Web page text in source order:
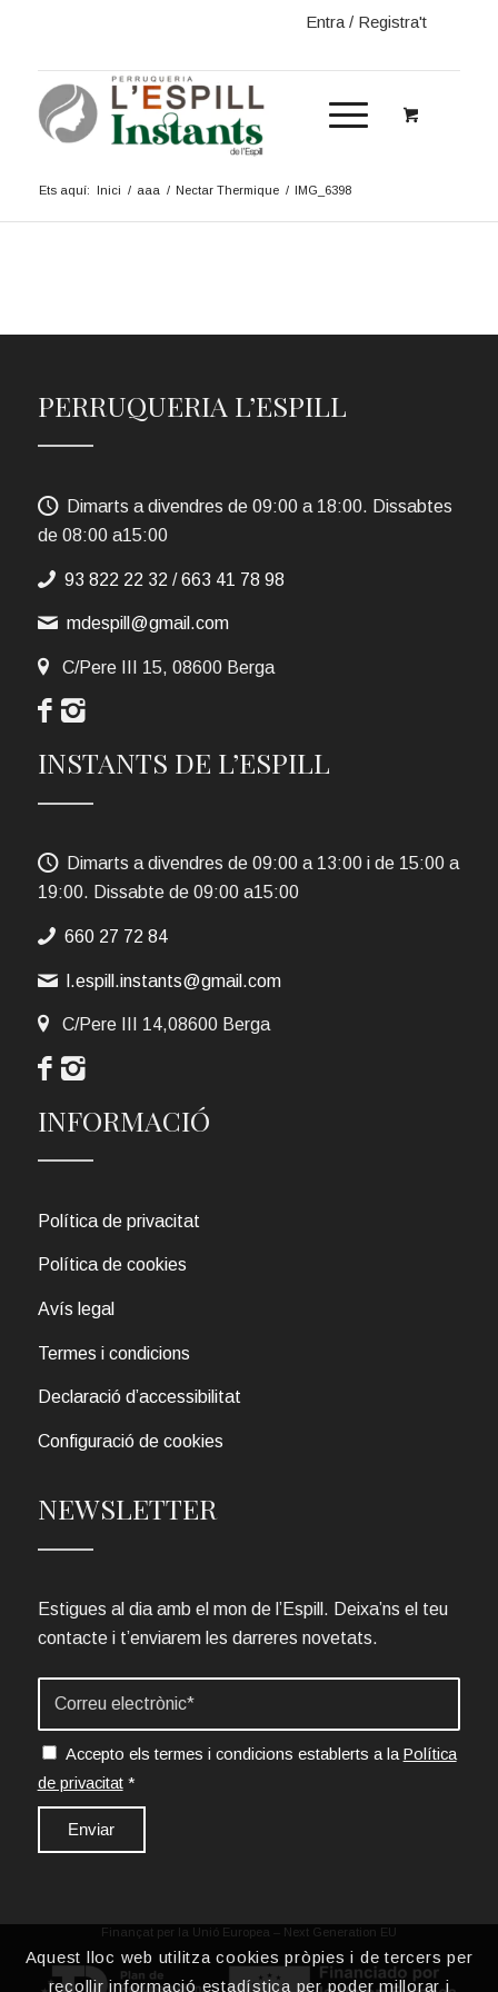
Entra / Registra't
Ets aquí: Inici / aaa / Nectar Thermique / IMG_6398
PERRUQUERIA L’ESPILL
Dimarts a divendres de 09:00 a 18:00. Dissabtes
de 08:00 a15:00
93 822 22 32 /663 41 78 98
mdespill@gmail.com
C/Pere III 15, 08600 Berga
INSTANTS DE L’ESPILL
Dimarts a divendres de 09:00 a 13:00 i de 15:00 a
19:00. Dissabte de 09:00 a15:00
660 27 72 84
l.espill.instants@gmail.com
C/Pere III 14,08600 Berga
INFORMACIÓ
Política de privacitat
Política de cookies
Avís legal
Termes i condicions
Declaració d’accessibilitat
Configuració de cookies
NEWSLETTER
Estigues al dia amb el mon de l’Espill. Deixa’ns el teu
contacte i t’enviarem les darreres novetats.
Accepto els termes i condicions establerts a la Política
de privacitat *
Finançat per la Unió Europea – Next Generation EU
Aquest lloc web utilitza cookies pròpies i de tercers per
recollir informació estadística per poder millorar i